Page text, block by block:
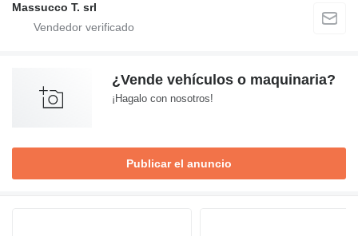
Massucco T. srl
¿Vende vehículos o maquinaria?
¡Hagalo con nosotros!
Publicar el anuncio